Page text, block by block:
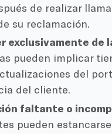
de realizar
su reclamación.
exclusivamente
pueden implicar
del
del cliente.
faltante o
pueden